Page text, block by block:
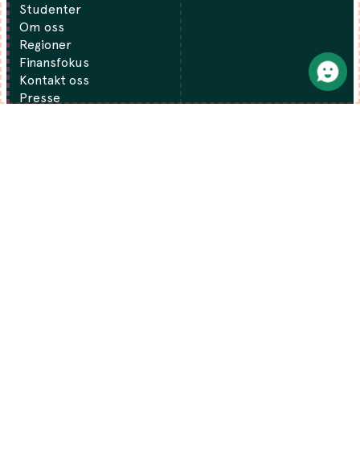
Studenter
Om oss
Regioner
Finansfokus
Kontakt oss
Presse